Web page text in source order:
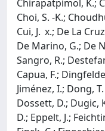
Chirapatpimol, K.;
Choi, S. -K.;
Cui, J. x.; De La
De Marino, G.; De
Sangro, R.;
Capua, F.;
Jiménez, I.; Dong,
Dossett, D.; Dugic,
D.; Eppelt, J.;